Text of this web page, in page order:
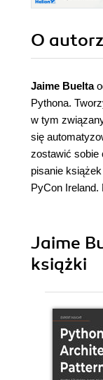
O
Jaime Buelta
Pythona.
w tym
się
zostawić sobie
pisanie
PyCon Ireland.
Jaime
książki